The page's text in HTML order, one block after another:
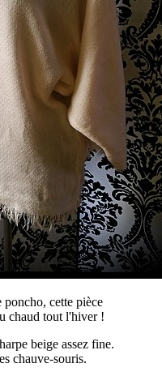
cette pièce
chaud tout l'hiver !
beige assez fine.
chauve-souris.